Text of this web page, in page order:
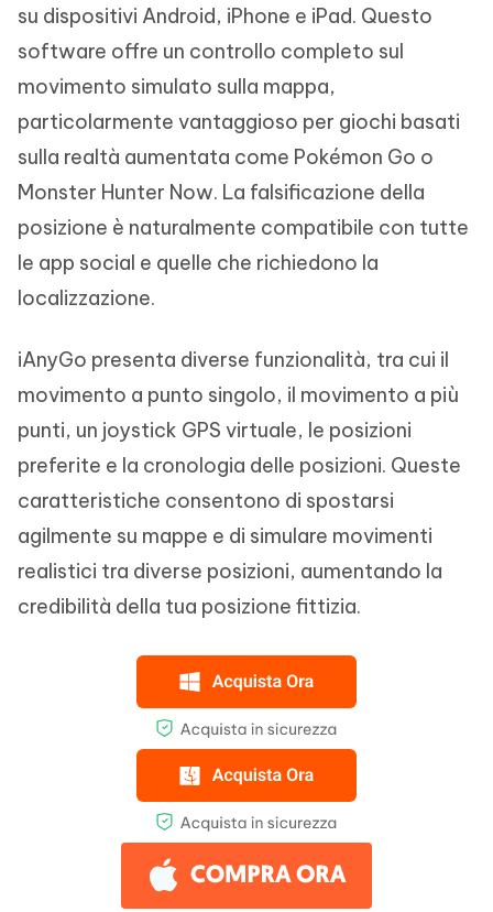
su dispositivi Android, iPhone e iPad. Questo
software offre un controllo completo sul
movimento simulato sulla mappa,
particolarmente vantaggioso per giochi basati
sulla realtà aumentata come Pokémon Go o
Monster Hunter Now. La falsificazione della
posizione è naturalmente compatibile con tutte
le app social e quelle che richiedono la
localizzazione.
iAnyGo presenta diverse funzionalità, tra cui il
movimento a punto singolo, il movimento a più
punti, un joystick GPS virtuale, le posizioni
preferite e la cronologia delle posizioni. Queste
caratteristiche consentono di spostarsi
agilmente su mappe e di simulare movimenti
realistici tra diverse posizioni, aumentando la
credibilità della tua posizione fittizia.